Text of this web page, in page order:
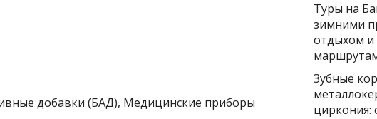
добавки (БАД), Медицинские приборы
Туры на
зимними
отдыхом
Зубные
циркония: